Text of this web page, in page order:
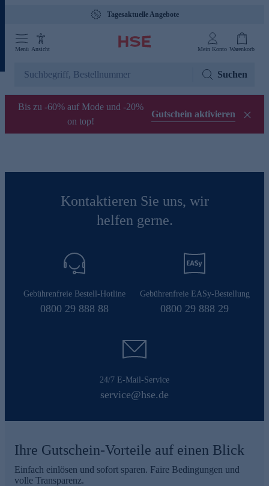
Tagesaktuelle Angebote
Menü Ansicht Mein Konto Warenkorb
Suchen
Bis zu -60% auf Mode und -20%
on top!
Gutschein aktivieren
Kontaktieren Sie uns, wir
helfen gerne.
Gebührenfreie Bestell-Hotline
0800 29 888 88
Gebührenfreie EASy-Bestellung
0800 29 888 29
24/7 E-Mail-Service
service@hse.de
Ihre Gutschein-Vorteile auf einen Blick
Einfach einlösen und sofort sparen. Faire Bedingungen und
volle Transparenz.